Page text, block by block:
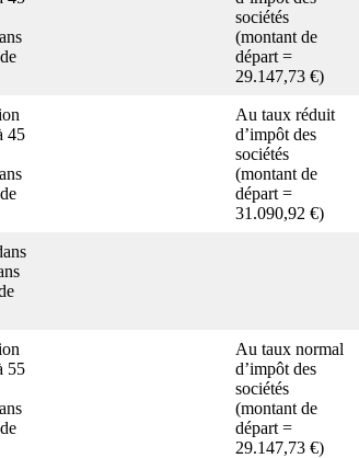
sociétés
(montant de
départ =
29.147,73 €)
45
Au taux réduit
d’impôt des
sociétés
(montant de
départ =
31.090,92 €)
55
Au taux normal
d’impôt des
sociétés
(montant de
départ =
29.147,73 €)